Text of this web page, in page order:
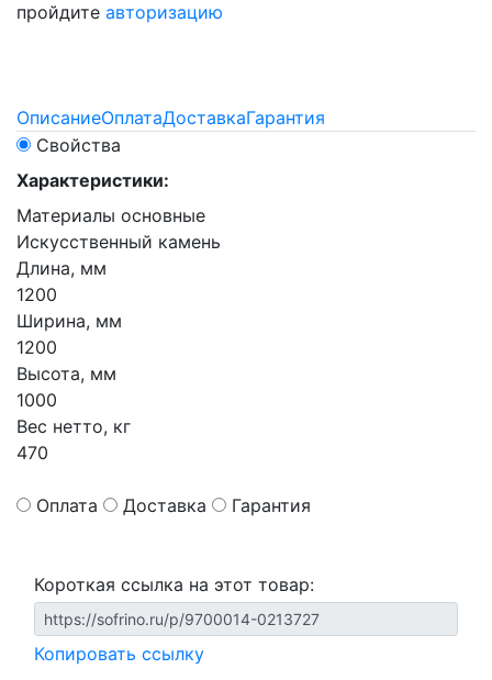
пройдите авторизацию
ОписаниеОплатаДоставкаГарантия
Свойства
Характеристики:
Материалы основные
Искусственный камень
Длина, мм
1200
Ширина, мм
1200
Высота, мм
1000
Вес нетто, кг
470
Оплата Доставка Гарантия
Короткая ссылка на этот товар:
Копировать ссылку